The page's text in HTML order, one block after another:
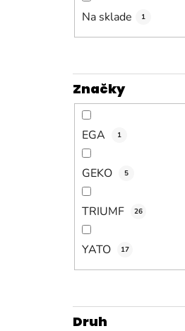
Na sklade 1
Značky
EGA 1
GEKO 5
TRIUMF 26
YATO 17
Druh